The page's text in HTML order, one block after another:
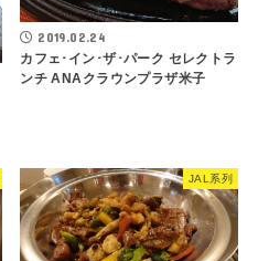
2019.02.24
カフェ･イン･ザ･パーク セレクトラ
ンチ ANAクラウンプラザ米子
JAL系列